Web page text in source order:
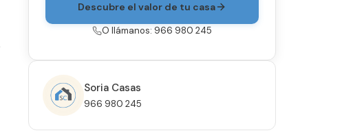
Descubre el valor de tu casa
O llámanos: 966 980 245
Soria Casas
966 980 245